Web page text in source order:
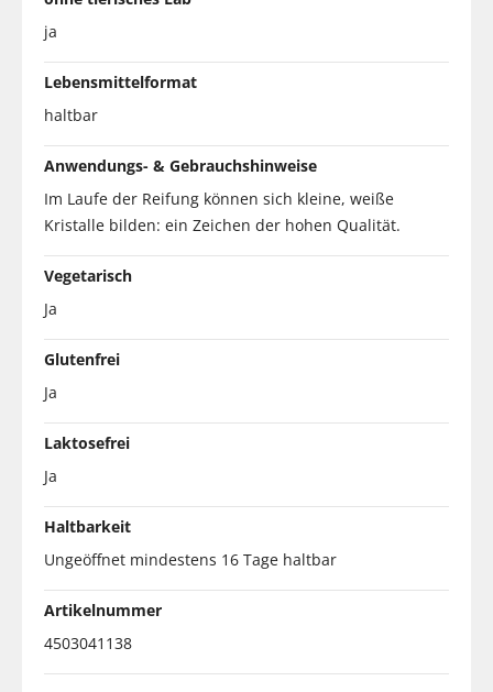
ja
Lebensmittelformat
haltbar
Anwendungs- & Gebrauchshinweise
Im Laufe der Reifung können sich kleine, weiße
Kristalle bilden: ein Zeichen der hohen Qualität.
Vegetarisch
Ja
Glutenfrei
Ja
Laktosefrei
Ja
Haltbarkeit
Ungeöffnet mindestens 16 Tage haltbar
Artikelnummer
4503041138